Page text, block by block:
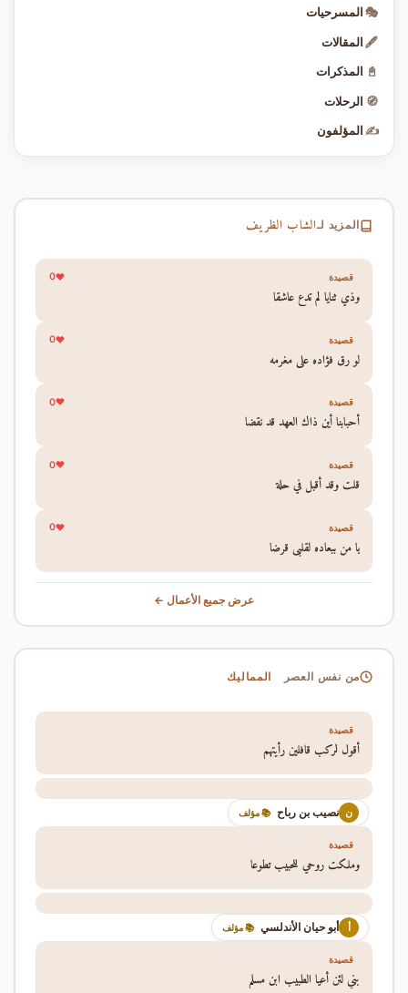
🎭 المسرحيات
🖋️ المقالات
📓 المذكرات
🧭 الرحلات
✍️ المؤلفون
المزيد لـالشاب الظريف
قصيدة 0
وذي ثنايا لم تدع عاشقا
قصيدة 0
لو رق فؤاده على مغرمه
قصيدة 0
أحبابنا أين ذاك العهد قد نقضا
قصيدة 0
قلت وقد أقبل في حلة
قصيدة 0
يا من ببعاده لقلبي قرضا
عرض جميع الأعمال ←
من نفس العصر المماليك
قصيدة
أقول لركب قافلين رأيتهم
ن نصيب بن رباح 📚 مؤلف
قصيدة
وملكت روحي للحبيب تطوعا
أ أبو حيان الأندلسي 📚 مؤلف
قصيدة
بني لئن أعيا الطبيب ابن مسلم